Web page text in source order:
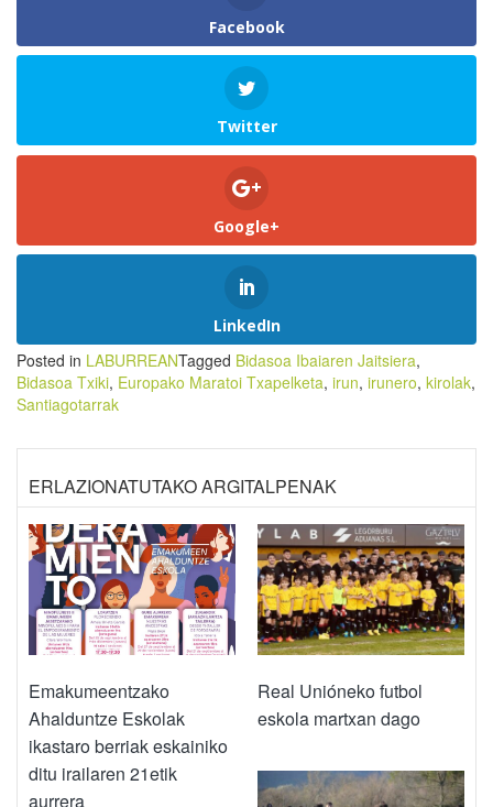
Facebook
Twitter
Google+
LinkedIn
Posted in LABURREANTagged Bidasoa Ibaiaren Jaitsiera,
Bidasoa Txiki, Europako Maratoi Txapelketa, irun, irunero, kirolak,
Santiagotarrak
ERLAZIONATUTAKO ARGITALPENAK
Emakumeentzako
Ahalduntze Eskolak
ikastaro berriak eskainiko
ditu irailaren 21etik
aurrera
Real Unióneko futbol
eskola martxan dago